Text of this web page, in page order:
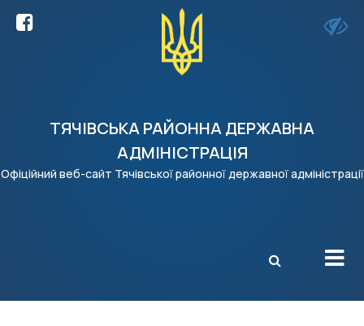
ТЯЧІВСЬКА РАЙОННА ДЕРЖАВНА
АДМІНІСТРАЦІЯ
Офіційний веб-сайт Тячівської районної державної адміністрації